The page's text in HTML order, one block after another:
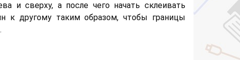
и сверху, а после чего начать склеивать
к другому таким образом, чтобы границы